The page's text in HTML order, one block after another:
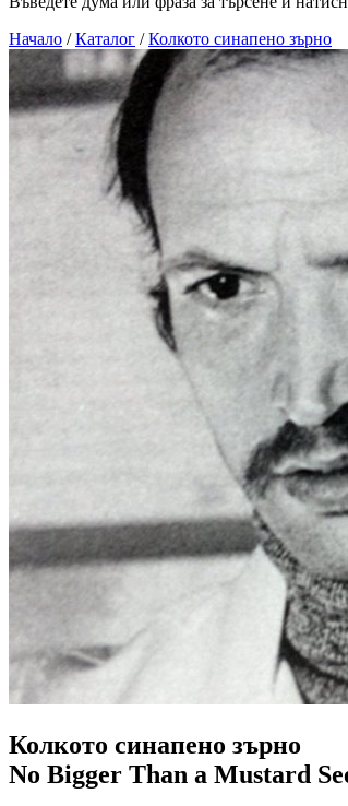
Начало / Каталог / Колкото синапено зърно
Колкото синапено зърно
No Bigger Than a Mustard